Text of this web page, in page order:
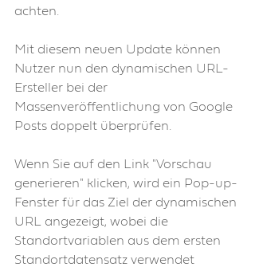
achten.
Mit diesem neuen Update können
Nutzer nun den dynamischen URL-
Ersteller bei der
Massenveröffentlichung von Google
Posts doppelt überprüfen.
Wenn Sie auf den Link "Vorschau
generieren" klicken, wird ein Pop-up-
Fenster für das Ziel der dynamischen
URL angezeigt, wobei die
Standortvariablen aus dem ersten
Standortdatensatz verwendet